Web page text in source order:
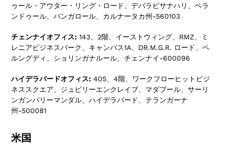
ゥール・アウター・リング・ロード、デバラビサナハリ、ベラ
ンドゥール、バンガロール、カルナータカ州-560103
チェンナイオフィス: 143、2階、イーストウィング、RMZ、ミ
レニアビジネスパーク、キャンパス1A、DR.M.G.R. ロード、ペ
ルングディ、ショリンガナルール、チェンナイ-600096
ハイデラバードオフィス: 405、4階、ワークフローヒットビジ
ネススクエア、ジュビリーエンクレイブ、マダプール、サーリ
ンガンパリーマンダル、ハイデラバード、テランガーナ
州-500081
米国